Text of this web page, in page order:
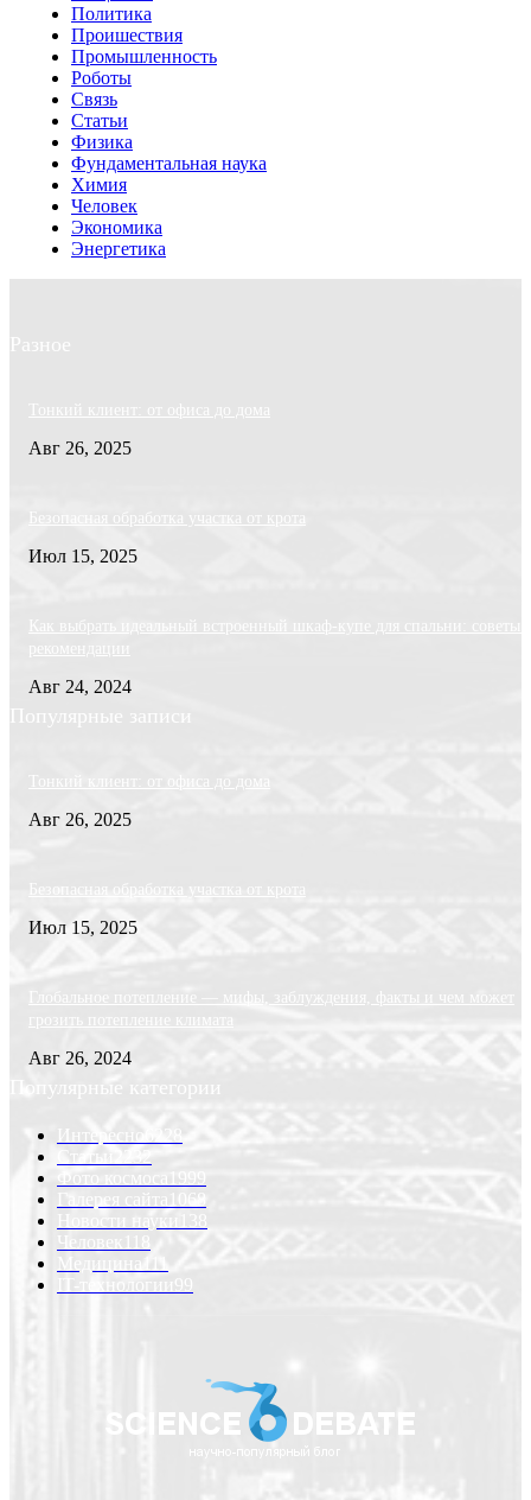
Политика
Проишествия
Промышленность
Роботы
Связь
Статьи
Физика
Фундаментальная наука
Химия
Человек
Экономика
Энергетика
Разное
Тонкий клиент: от офиса до дома
Авг 26, 2025
Безопасная обработка участка от крота
Июл 15, 2025
Как выбрать идеальный встроенный шкаф-купе для спальни: советы
рекомендации
Авг 24, 2024
Популярные записи
Тонкий клиент: от офиса до дома
Авг 26, 2025
Безопасная обработка участка от крота
Июл 15, 2025
Глобальное потепление — мифы, заблуждения, факты и чем может
грозить потепление климата
Авг 26, 2024
Популярные категории
Интересно
Статьи
Фото космоса
1999
Галерея сайта 1068
Новости науки
Человек
Медицина
IT-технологии99